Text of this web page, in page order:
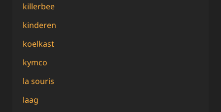
killerbee
kinderen
koelkast
kymco
la souris
laag